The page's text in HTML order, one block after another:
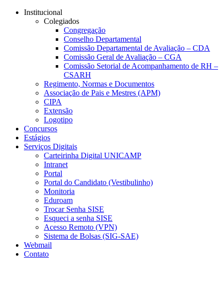
Conteúdo principal
Institucional
Colegiados
Congregação
Conselho Departamental
Comissão Departamental de Avaliação – CDA
Comissão Geral de Avaliação – CGA
Comissão Setorial de Acompanhamento de RH –
CSARH
Regimento, Normas e Documentos
Associação de Pais e Mestres (APM)
CIPA
Extensão
Logotipo
Concursos
Estágios
Serviços Digitais
Carteirinha Digital UNICAMP
Intranet
Portal
Portal do Candidato (Vestibulinho)
Monitoria
Eduroam
Trocar Senha SISE
Esqueci a senha SISE
Acesso Remoto (VPN)
Sistema de Bolsas (SIG-SAE)
Webmail
Contato